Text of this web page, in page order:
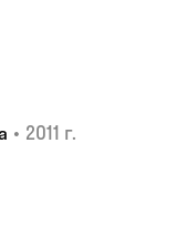
• 2011 г.